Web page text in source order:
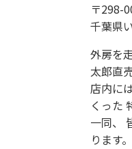
〒298-
千葉県
外房を
太郎直
店内に
くった
一同、
ります。